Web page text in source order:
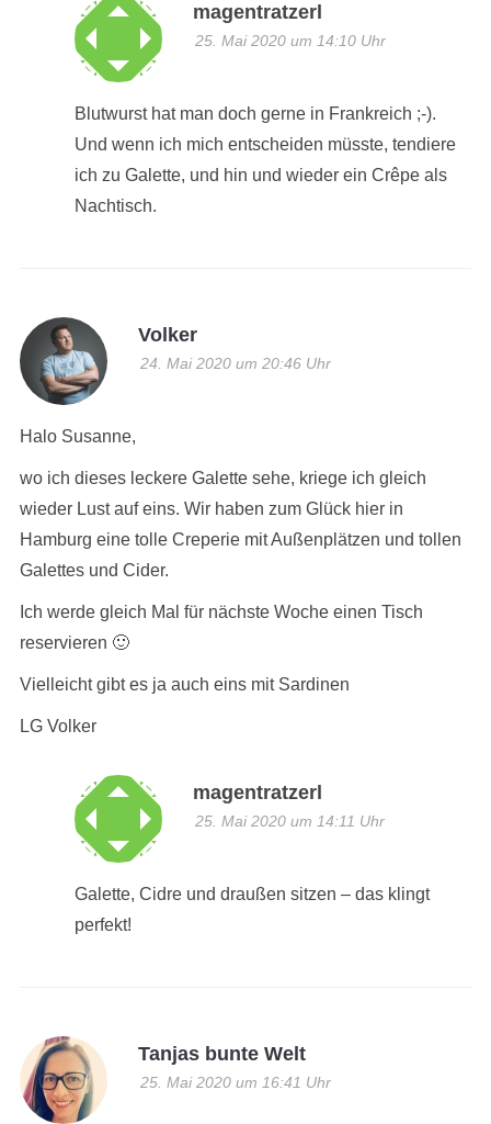
magentratzerl
25. Mai 2020 um 14:10 Uhr
Blutwurst hat man doch gerne in Frankreich ;-).
Und wenn ich mich entscheiden müsste, tendiere
ich zu Galette, und hin und wieder ein Crêpe als
Nachtisch.
Volker
24. Mai 2020 um 20:46 Uhr
Halo Susanne,
wo ich dieses leckere Galette sehe, kriege ich gleich
wieder Lust auf eins. Wir haben zum Glück hier in
Hamburg eine tolle Creperie mit Außenplätzen und tollen
Galettes und Cider.
Ich werde gleich Mal für nächste Woche einen Tisch
reservieren 🙂
Vielleicht gibt es ja auch eins mit Sardinen
LG Volker
magentratzerl
25. Mai 2020 um 14:11 Uhr
Galette, Cidre und draußen sitzen – das klingt
perfekt!
Tanjas bunte Welt
25. Mai 2020 um 16:41 Uhr